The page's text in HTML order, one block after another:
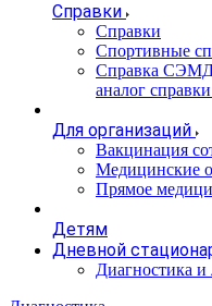
Справки
Справки
Спортивные
Справка
аналог
Для организаций
Вакцинация
Медицинские
Прямое
Детям
Дневной
Диагностика и